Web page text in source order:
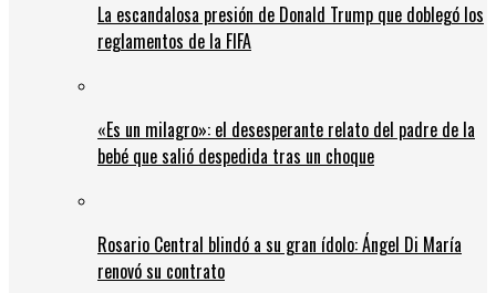
La escandalosa presión de Donald Trump que doblegó los
reglamentos de la FIFA
«Es un milagro»: el desesperante relato del padre de la
bebé que salió despedida tras un choque
Rosario Central blindó a su gran ídolo: Ángel Di María
renovó su contrato